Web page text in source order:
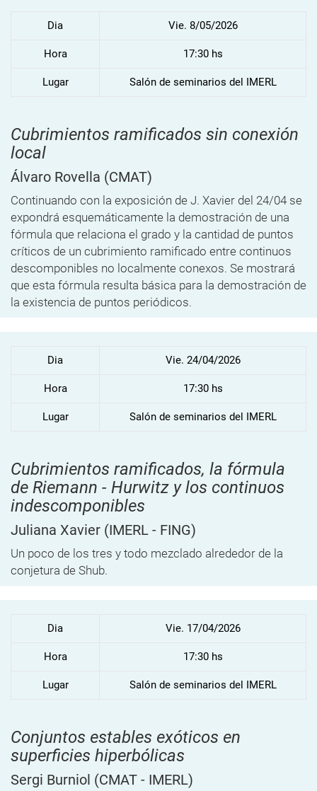
Dia Vie. 8/05/2026
Hora 17:30 hs
Lugar Salón de seminarios del IMERL
Cubrimientos ramificados sin conexión
local
Álvaro Rovella (CMAT)
Continuando con la exposición de J. Xavier del 24/04 se
expondrá esquemáticamente la demostración de una
fórmula que relaciona el grado y la cantidad de puntos
críticos de un cubrimiento ramificado entre continuos
descomponibles no localmente conexos. Se mostrará
que esta fórmula resulta básica para la demostración de
la existencia de puntos periódicos.
Dia Vie. 24/04/2026
Hora 17:30 hs
Lugar Salón de seminarios del IMERL
Cubrimientos ramificados, la fórmula
de Riemann - Hurwitz y los continuos
indescomponibles
Juliana Xavier (IMERL - FING)
Un poco de los tres y todo mezclado alrededor de la
conjetura de Shub.
Dia Vie. 17/04/2026
Hora 17:30 hs
Lugar Salón de seminarios del IMERL
Conjuntos estables exóticos en
superficies hiperbólicas
Sergi Burniol (CMAT - IMERL)